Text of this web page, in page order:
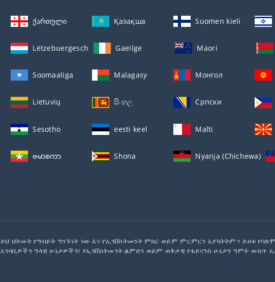
ქართული Қазақша Suomen kieli
Lëtzebuergesch Gaeilge Maori
Soomaaliga Malagasy Монгол
Lietuvių සිංහල Српски
Sesotho eesti keel Malti
ဗမာစကာ Shona Nyanja (Chichewa)
ይህ ህትመት የግብይት ግንኙነት ነው እና የኢንቨስትመንት ምክር ወይም ምርምርን አያካትትም። ይዘቱ
አንባቢዎችን ግላዊ ሁኔታዎችን፣ የኢንቨስትመንት ልምድን ወይም ወቅታዊ የፋይናንስ ሁኔታን ግምት ውስጥ